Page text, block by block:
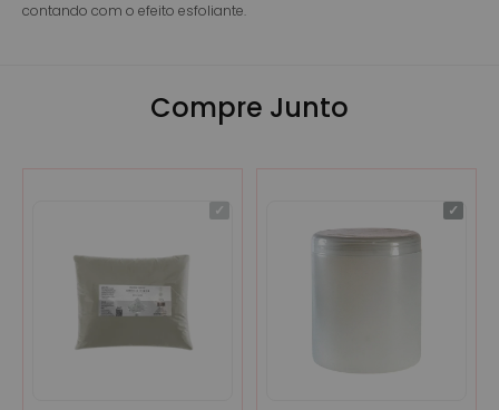
contando com o efeito esfoliante.
Compre Junto